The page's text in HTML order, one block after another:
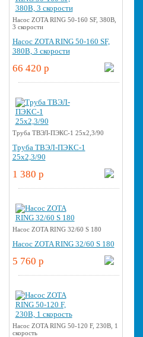
Насос ZOTA RING 50-160 SF, 380В,
3 скорости
Насос ZOTA RING 50-160 SF,
380В, 3 скорости
66 420 p
Труба ТВЭЛ-ПЭКС-1 25x2,3/90
Труба ТВЭЛ-ПЭКС-1
25x2,3/90
1 380 p
Насос ZOTA RING 32/60 S 180
Насос ZOTA RING 32/60 S 180
5 760 p
Насос ZOTA RING 50-120 F, 230В, 1
скорость